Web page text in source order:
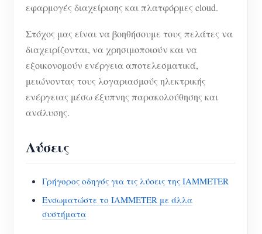
εφαρμογές διαχείρισης και πλατφόρμες cloud.
Στόχος μας είναι να βοηθήσουμε τους πελάτες να
διαχειρίζονται, να χρησιμοποιούν και να
εξοικονομούν ενέργεια αποτελεσματικά,
μειώνοντας τους λογαριασμούς ηλεκτρικής
ενέργειας μέσω έξυπνης παρακολούθησης και
ανάλυσης.
Λύσεις
Γρήγορος οδηγός για τις λύσεις της IAMMETER
Ενσωματώστε το IAMMETER με άλλα
συστήματα